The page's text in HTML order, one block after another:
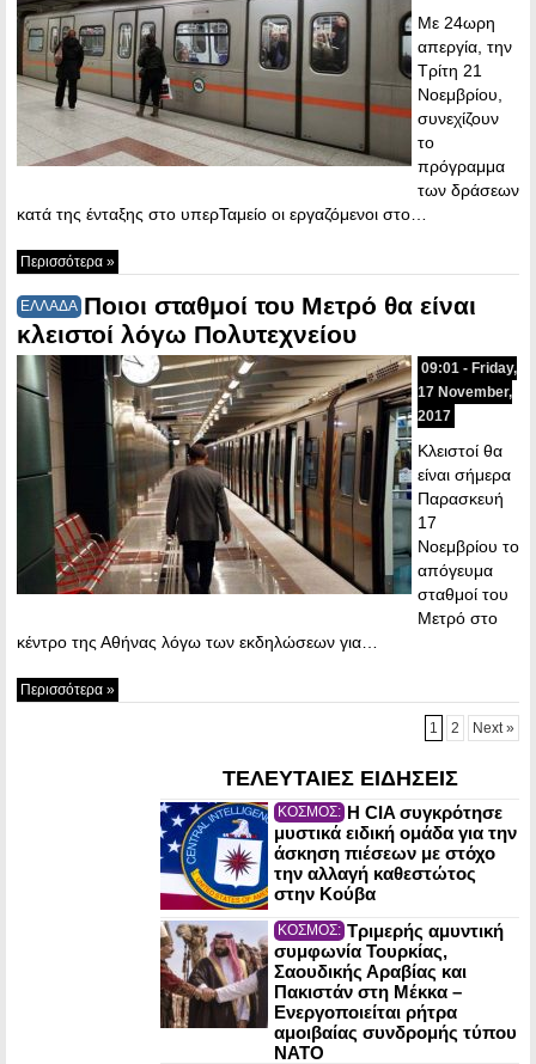
Με 24ωρη
απεργία, την
Τρίτη 21
Νοεμβρίου,
συνεχίζουν
το
πρόγραμμα
των δράσεων
κατά της ένταξης στο υπερΤαμείο οι εργαζόμενοι στο…
Περισσότερα »
ΕΛΛΑΔΑ Ποιοι σταθμοί του Μετρό θα είναι
κλειστοί λόγω Πολυτεχνείου
09:01 - Friday,
17 November,
2017
Κλειστοί θα
είναι σήμερα
Παρασκευή
17
Νοεμβρίου το
απόγευμα
σταθμοί του
Μετρό στο
κέντρο της Αθήνας λόγω των εκδηλώσεων για…
Περισσότερα »
1 2 Next »
ΤΕΛΕΥΤΑΙΕΣ ΕΙΔΗΣΕΙΣ
ΚΟΣΜΟΣ: Η CIA συγκρότησε
μυστικά ειδική ομάδα για την
άσκηση πιέσεων με στόχο
την αλλαγή καθεστώτος
στην Κούβα
ΚΟΣΜΟΣ: Τριμερής αμυντική
συμφωνία Τουρκίας,
Σαουδικής Αραβίας και
Πακιστάν στη Μέκκα –
Ενεργοποιείται ρήτρα
αμοιβαίας συνδρομής τύπου
NATO